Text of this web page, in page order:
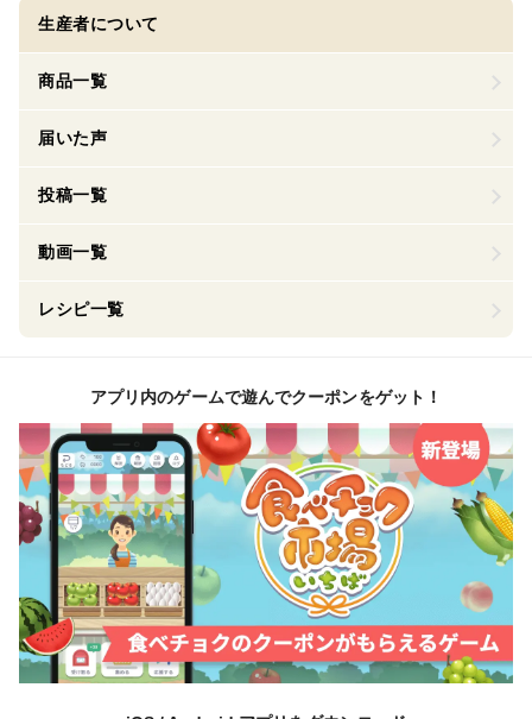
生産者について
商品一覧
届いた声
投稿一覧
動画一覧
レシピ一覧
アプリ内のゲームで遊んでクーポンをゲット！